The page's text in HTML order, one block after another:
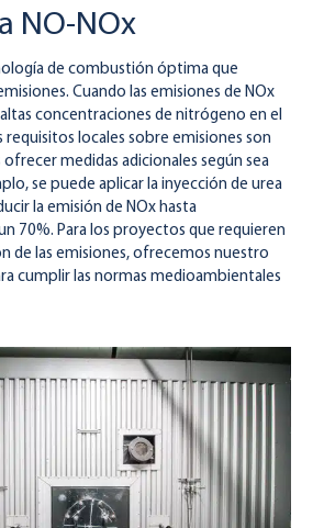
NO-NOx
de combustión óptima que
Cuando las emisiones de NOx
altas concentraciones de nitrógeno en el
locales sobre emisiones son
medidas adicionales según sea
se puede aplicar la inyección de urea
la emisión de NOx hasta
70%. Para los proyectos que requieren
de las emisiones, ofrecemos nuestro
cumplir las normas medioambientales